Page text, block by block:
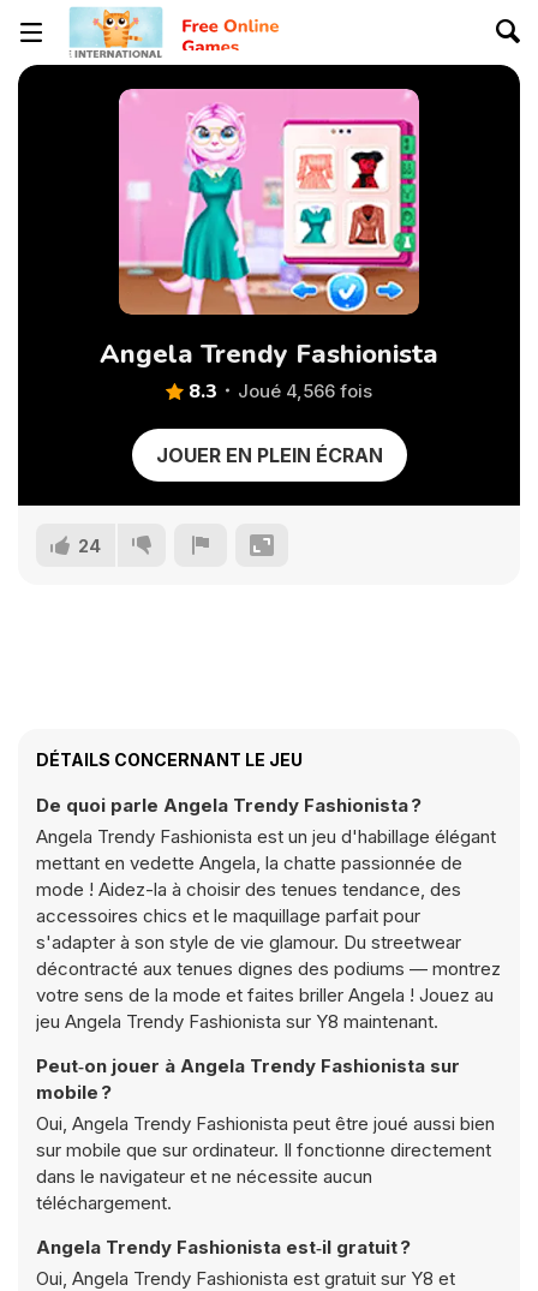
Angela Trendy Fashionista
8.3 Joué 4,566 fois
JOUER EN PLEIN ÉCRAN
24
DÉTAILS CONCERNANT LE JEU
De quoi parle Angela Trendy Fashionista ?
Angela Trendy Fashionista est un jeu d'habillage élégant
mettant en vedette Angela, la chatte passionnée de
mode ! Aidez-la à choisir des tenues tendance, des
accessoires chics et le maquillage parfait pour
s'adapter à son style de vie glamour. Du streetwear
décontracté aux tenues dignes des podiums — montrez
votre sens de la mode et faites briller Angela ! Jouez au
jeu Angela Trendy Fashionista sur Y8 maintenant.
Peut‑on jouer à Angela Trendy Fashionista sur
mobile ?
Oui, Angela Trendy Fashionista peut être joué aussi bien
sur mobile que sur ordinateur. Il fonctionne directement
dans le navigateur et ne nécessite aucun
téléchargement.
Angela Trendy Fashionista est‑il gratuit ?
Oui, Angela Trendy Fashionista est gratuit sur Y8 et